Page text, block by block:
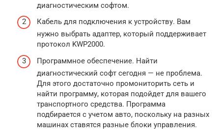
диагностическим софтом.
Кабель для подключения к устройству. Вам
нужно выбрать адаптер, который поддерживает
протокол KWP2000.
Программное обеспечение. Найти
диагностический софт сегодня — не проблема.
Для этого достаточно промониторить сеть и
найти программу, которая подойдет для вашего
транспортного средства. Программа
подбирается с учетом авто, поскольку на разных
машинах ставятся разные блоки управления.